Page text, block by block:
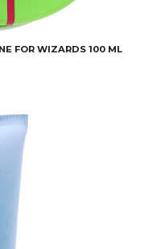
FOR WIZARDS 100 ML